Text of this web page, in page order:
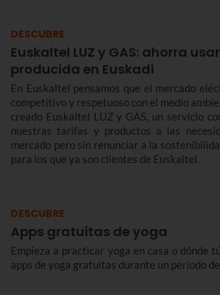
DESCUBRE
Euskaltel LUZ y GAS: ahorra
producida en Euskadi
En Euskaltel pensamos que el mercado
competitivo y respetuoso con el medio
creado Euskaltel LUZ y GAS, un servicio
nuestras tarifas y productos a las
mercado pero sin renunciar a la
para los que ya son clientes de Euskaltel.
DESCUBRE
Apps gratuitas de yoga
Empieza a practicar yoga en casa o dónde
apps de yoga gratuitas durante un período